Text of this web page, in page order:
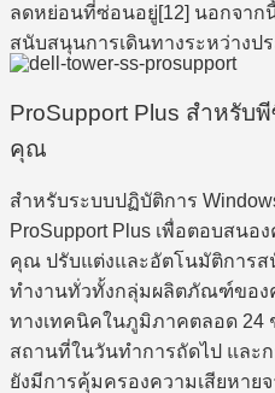
ลดหย่อนที่ซ่อนอยู่[12] นอกจาก
สนับสนุนการเดินทางระหว่างป
ProSupport Plus สำหรับ
คุณ
สำหรับระบบปฏิบัติการ
ProSupport Plus เพื่อตอบสนอ
คุณ ปรับแต่งและอัตโนมัติการส
ทำงานทั่วทั้งกลุ่มผลิตภัณฑ์ของ
ทางเทคนิคในภูมิภาคตลอด 24
สถานที่ในวันทำการถัดไป และ
ยังมีการคุ้มครองความเสียหาย